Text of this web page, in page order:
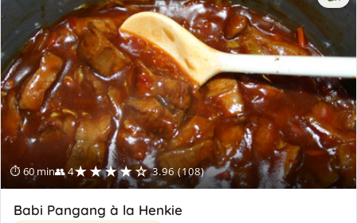
⏱ 60 min👥 4★★★★☆ 3.96 (108)
Babi Pangang à la Henkie